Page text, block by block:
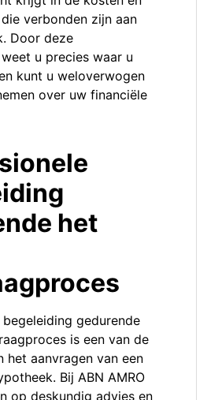
verbonden zijn aan
Door deze
u precies waar u
kunt u weloverwogen
over uw financiële
het
gedurende
is een van de
het aanvragen van een
Bij ABN AMRO
op deskundig advies en